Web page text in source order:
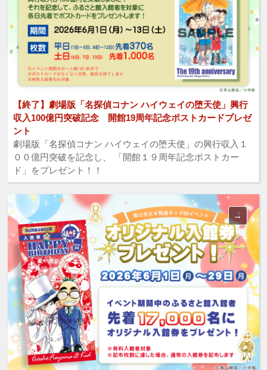
【終了】劇場版「名探偵コナン ハイウェイの堕天使」興行
収入100億円突破記念 開館19周年記念ポストカードプレゼ
ント
劇場版「名探偵コナン ハイウェイの堕天使」の興行収入１
００億円突破を記念し、 「開館１９周年記念ポストカー
ド」をプレゼント！！